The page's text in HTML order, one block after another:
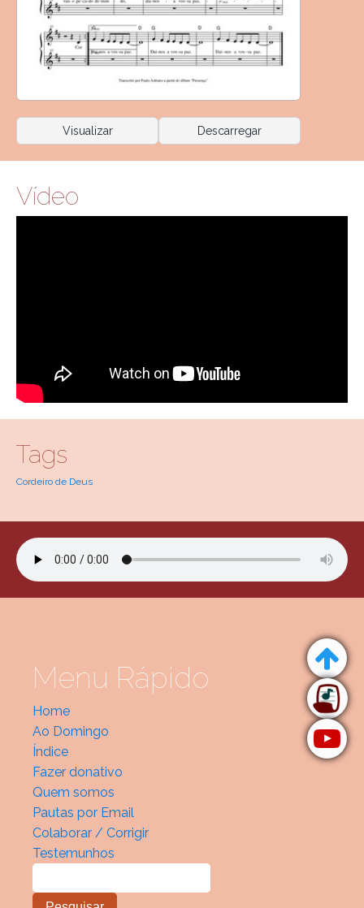
Visualizar Descarregar
Vídeo
Tags
Cordeiro de Deus
Menu Rápido
Home
Ao Domingo
Índice
Fazer donativo
Quem somos
Pautas por Email
Colaborar / Corrigir
Testemunhos